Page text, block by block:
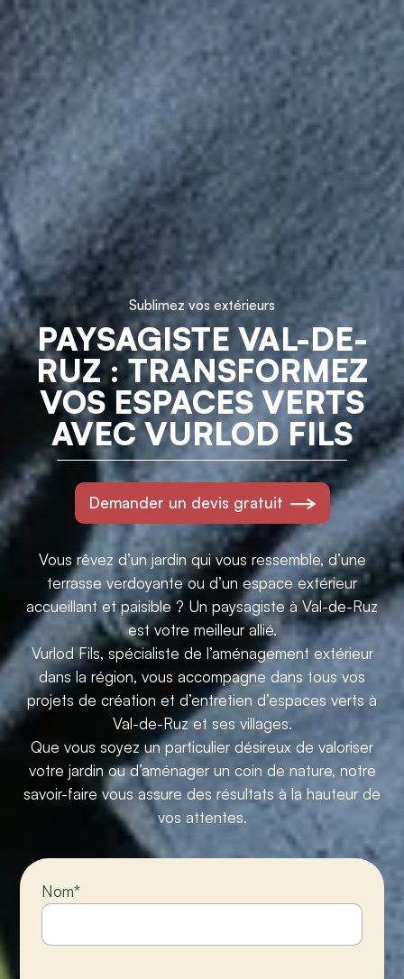
Sublimez vos extérieurs
PAYSAGISTE VAL-DE-
RUZ : TRANSFORMEZ
VOS ESPACES VERTS
AVEC VURLOD FILS
Demander un devis gratuit
Vous rêvez d’un jardin qui vous ressemble, d’une
terrasse verdoyante ou d’un espace extérieur
accueillant et paisible ? Un paysagiste à Val-de-Ruz
est votre meilleur allié.
Vurlod Fils, spécialiste de l’aménagement extérieur
dans la région, vous accompagne dans tous vos
projets de création et d’entretien d’espaces verts à
Val-de-Ruz et ses villages.
Que vous soyez un particulier désireux de valoriser
votre jardin ou d’aménager un coin de nature, notre
savoir-faire vous assure des résultats à la hauteur de
vos attentes.
Nom*